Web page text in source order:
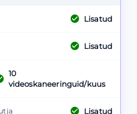
Lisatud
Lisatud
10
videoskaneeringuid/kuus
Lisatud